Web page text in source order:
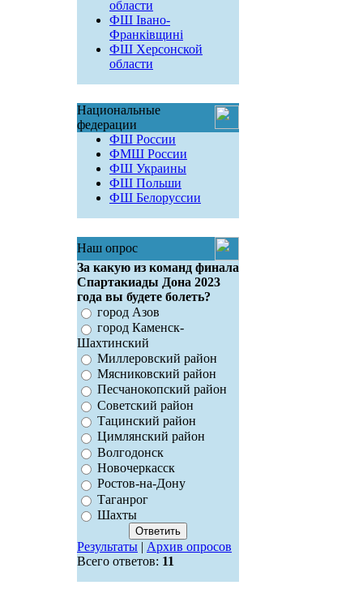
области
ФШ Івано-
Франківщині
ФШ Херсонской
области
Национальные
федерации
ФШ России
ФМШ России
ФШ Украины
ФШ Польши
ФШ Белоруссии
Наш опрос
За какую из команд финала
Спартакиады Дона 2023
года вы будете болеть?
город Азов
город Каменск-
Шахтинский
Миллеровский район
Мясниковский район
Песчанокопский район
Советский район
Тацинский район
Цимлянский район
Волгодонск
Новочеркасск
Ростов-на-Дону
Таганрог
Шахты
Результаты| Архив опросов
Всего ответов: 11